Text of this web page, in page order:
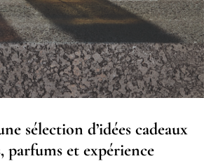
sélection d’idées cadeaux
parfums et expérience